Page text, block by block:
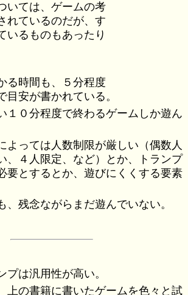
いては、ゲームの考
れているのだが、す
いるものもあったり
る時間も、５分程度
目安が書かれている。
１０分程度で終わるゲームしか遊ん
よっては人数制限が厳しい（偶数人
、４人限定、など）とか、トランプ
要とするとか、遊びにくくする要素
、残念ながらまだ遊んでいない。
プは汎用性が高い。
上の書籍に書いたゲームを色々と試